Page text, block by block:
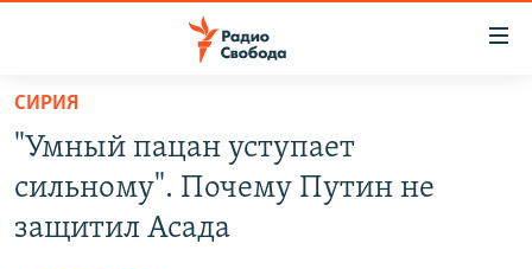
упрощенного
доступа
основному
ПРОГРАММЫ
АВТОРСКИЕ ПРОЕКТЫ
СИРИЯ
"Умный пацан уступает
сильному". Почему Путин не
защитил Асада